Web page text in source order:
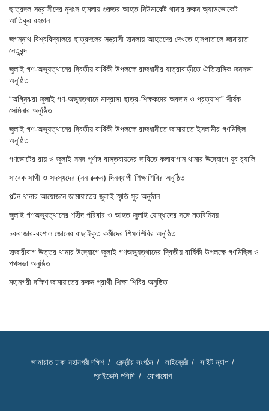
ছাত্রদল সন্ত্রাসীদের নৃশংস হামলায় গুরুতর আহত নিউমার্কেট থানার রুকন অ্যাডভোকেট
আতিকুর রহমান
জগন্নাথ বিশ্ববিদ্যালয়ে ছাত্রদলের সন্ত্রাসী হামলায় আহতদের দেখতে হাসপাতালে জামায়াত
নেতৃবৃন্দ
জুলাই গণ-অভ্যুত্থানের দ্বিতীয় বার্ষিকী উপলক্ষে রাজধানীর যাত্রাবাড়ীতে ঐতিহাসিক জনসভা
অনুষ্ঠিত
“অগ্নিঝরা জুলাই গণ-অভ্যুত্থানে মাদ্রাসা ছাত্র-শিক্ষকদের অবদান ও প্রত্যাশা” শীর্ষক
সেমিনার অনুষ্ঠিত
জুলাই গণ-অভ্যুত্থানের দ্বিতীয় বার্ষিকী উপলক্ষে রাজধানীতে জামায়াতে ইসলামীর গণমিছিল
অনুষ্ঠিত
গণভোটের রায় ও জুলাই সনদ পূর্ণাঙ্গ বাস্তবায়নের দাবিতে কলাবাগান থানার উদ্যোগে যুব র‌্যালি
সাবেক সাথী ও সদস্যদের (নন রুকন) দিনব্যাপী শিক্ষাশিবির অনুষ্ঠিত
পল্টন থানার আয়োজনে জামায়াতের জুলাই স্মৃতি সুর অনুষ্ঠান
জুলাই গণঅভ্যুত্থানের শহীদ পরিবার ও আহত জুলাই যোদ্ধাদের সঙ্গে মতবিনিময়
চকবাজার-বংশাল জোনের বাছাইকৃত কর্মীদের শিক্ষাশিবির অনুষ্ঠিত
হাজারীবাগ উত্তর থানার উদ্যোগে জুলাই গণঅভ্যুত্থানের দ্বিতীয় বার্ষিকী উপলক্ষে গণমিছিল ও
পথসভা অনুষ্ঠিত
মহানগরী দক্ষিণ জামায়াতের রুকন প্রার্থী শিক্ষা শিবির অনুষ্ঠিত
জামায়াত ঢাকা মহানগরী দক্ষিণ কেন্দ্রীয় সংগঠন লাইব্রেরী
সাইট ম্যাপ
প্রাইভেসি পলিসি
যোগাযোগ